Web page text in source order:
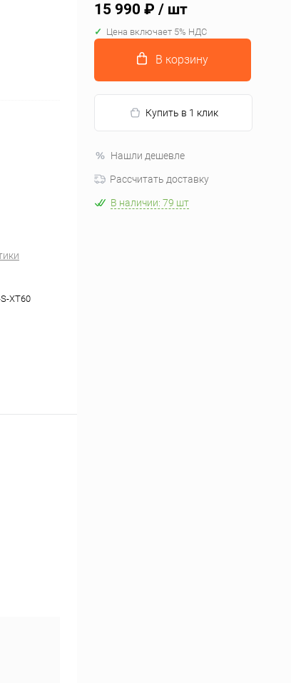
XT60
15 990 ₽ / шт
Цена включает 5% НДС
В корзину
Купить в 1 клик
Нашли дешевле
Рассчитать доставку
В наличии: 79 шт